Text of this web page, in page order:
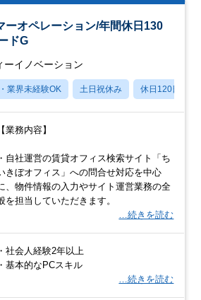
ーオペレーション/年間休日130
ドG
ーイノベーション
業界未経験OK 土日祝休み 休日120日以上
【業務内容】
・自社運営の賃貸オフィス検索サイト「ち
きぼオフィス」への問合せ対応を中心
、物件情報の入力やサイト運営業務の全
を担当していただきます。
…続きを読む
・社会人経験2年以上
・基本的なPCスキル
…続きを読む